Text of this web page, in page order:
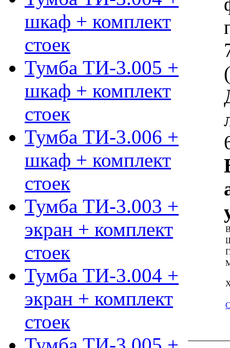
шкаф + комплект
стоек
Тумба ТИ-3.005 +
шкаф + комплект
стоек
Тумба ТИ-3.006 +
шкаф + комплект
стоек
Тумба ТИ-3.003 +
экран + комплект
стоек
Тумба ТИ-3.004 +
экран + комплект
стоек